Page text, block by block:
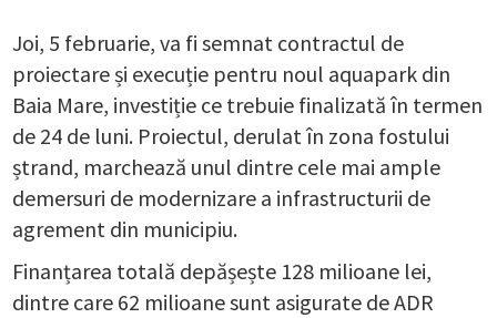
Joi, 5 februarie, va fi semnat contractul de
proiectare și execuție pentru noul aquapark din
Baia Mare, investiție ce trebuie finalizată în termen
de 24 de luni. Proiectul, derulat în zona fostului
ștrand, marchează unul dintre cele mai ample
demersuri de modernizare a infrastructurii de
agrement din municipiu.
Finanțarea totală depășește 128 milioane lei,
dintre care 62 milioane sunt asigurate de ADR